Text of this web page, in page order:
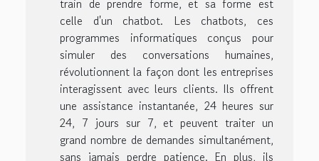
train de prendre forme, et sa forme est
celle d'un chatbot. Les chatbots, ces
programmes informatiques conçus pour
simuler des conversations humaines,
révolutionnent la façon dont les entreprises
interagissent avec leurs clients. Ils offrent
une assistance instantanée, 24 heures sur
24, 7 jours sur 7, et peuvent traiter un
grand nombre de demandes simultanément,
sans jamais perdre patience. En plus, ils